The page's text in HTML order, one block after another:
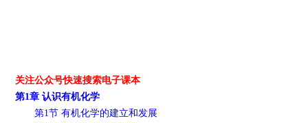
关注公众号快速搜索电子课本
第1章 认识有机化学
第1节 有机化学的建立和发展